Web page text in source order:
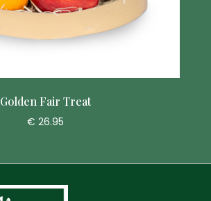
Golden Fair Treat
€ 26.95